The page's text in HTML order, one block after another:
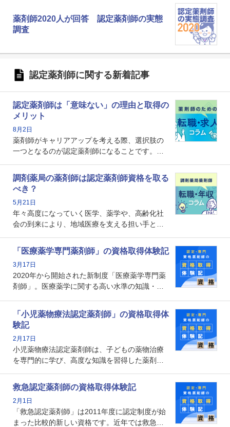
薬剤師2020人が回答 認定薬剤師の実態
調査
認定薬剤師に関する新着記事
認定薬剤師は「意味ない」の理由と取得の
メリット
8月2日
薬剤師がキャリアアップを考える際、選択肢の
一つとなるのが認定薬剤師になることです。し
という声を聞いたことがあるかもしれません。
本記事では、認定薬剤師が「意味ない」といわ
れる理由や、取得するメリット、年収・キャリ
アへの影響を解説します。
調剤薬局の薬剤師は認定薬剤師資格を取る
べき？
5月21日
年々高度になっていく医学、薬学や、高齢化社
会の到来により、地域医療を支える担い手とし
で、重要度が増しているのが認定薬剤師という
資格です。認定薬剤師とはいったいどんな資格
なのでしょうか。それを取得するとどのような
メリットがあるのでしょうか。
「医療薬学専門薬剤師」の資格取得体験記
3月17日
2020年から開始された新制度「医療薬学専門薬
剤師」。医療薬学に関する高い水準の知識・技
となります。取得要件は多岐に渡り、審査も複
数回ありますが、患者さんに対して一定の能力
の証明になる資格と言えます。
「小児薬物療法認定薬剤師」の資格取得体
験記
2月17日
小児薬物療法認定薬剤師は、子どもの薬物治療
を専門的に学び、高度な知識を習得した薬剤師
や、特有の疾患、心理状況を理解し、専門性を
深めることで、子どもとその保護者に寄り添え
る存在です。今回はそんな小児薬物療法認定薬
剤師の取得体験記をご紹介します。
救急認定薬剤師の資格取得体験記
2月1日
「救急認定薬剤師」は2011年度に認定制度が始
まった比較的新しい資格です。近年では救急病